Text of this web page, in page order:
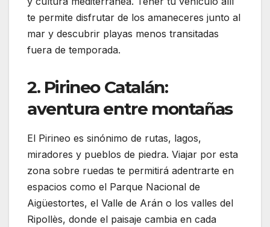
te permite disfrutar de los amaneceres junto al
mar y descubrir playas menos transitadas
fuera de temporada.
2. Pirineo Catalán:
aventura entre montañas
El Pirineo es sinónimo de rutas, lagos,
miradores y pueblos de piedra. Viajar por esta
zona sobre ruedas te permitirá adentrarte en
espacios como el Parque Nacional de
Aigüestortes, el Valle de Arán o los valles del
Ripollès, donde el paisaje cambia en cada